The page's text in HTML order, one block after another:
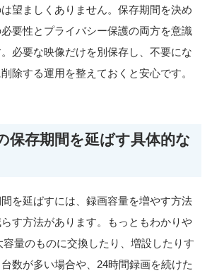
望ましくありません。保存期間を決め
要性とプライバシー保護の両方を意識
必要な映像だけを別保存し、不要にな
除する運用を整えておくと安心です。
保存期間を延ばす具体的な
を延ばすには、録画容量を増やす方法
す方法があります。もっともわかりや
量のものに交換したり、増設したりす
数が多い場合や、24時間録画を続けた